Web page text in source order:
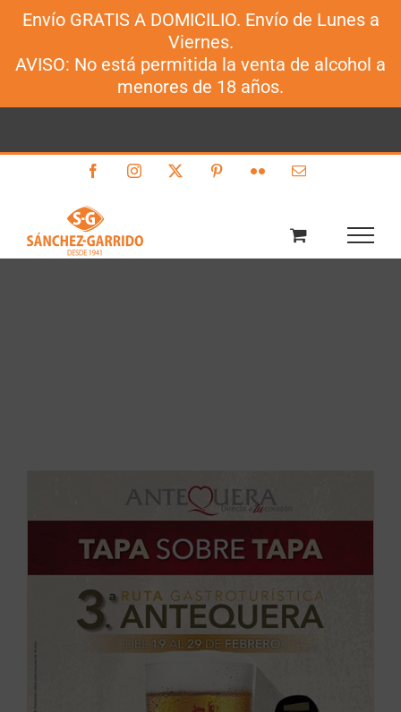
Envío GRATIS A DOMICILIO. Envío de Lunes a
Viernes.
AVISO: No está permitida la venta de alcohol a
menores de 18 años.
FacebookInstagram PinterestFlickr Correo
Sánchez-Garrido